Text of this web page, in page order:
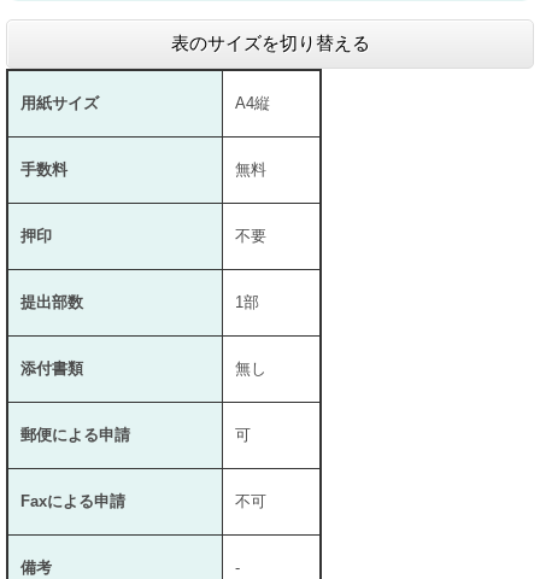
表のサイズを切り替える
用紙サイズ A4縦
手数料 無料
押印 不要
提出部数 1部
添付書類 無し
郵便による申請 可
Faxによる申請 不可
備考 -